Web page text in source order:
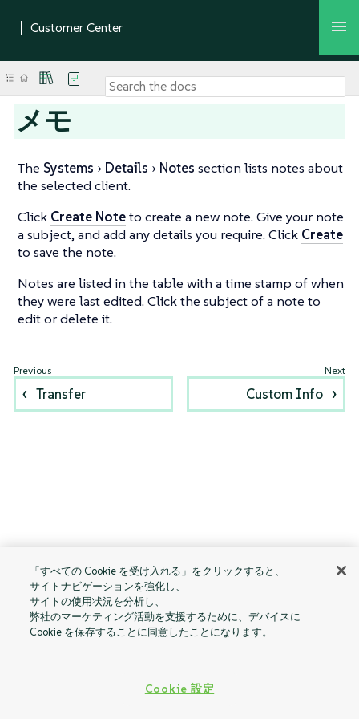
メモ
The Systems Details Notes section lists notes about
the selected client.
Click Create Noteto create a new note. Give your note
a subject, and add any details you require. Click Create
to save the note.
Notes are listed in the table with a time stamp of when
they were last edited. Click the subject of a note to
edit or delete it.
Transfer Custom Info
「すべての Cookie を受け入れる」をクリックすると、
サイトナビゲーションを強化し、
サイトの使用状況を分析し、
弊社のマーケティング活動を支援するために、デバイスに
Cookie を保存することに同意したことになります。
Cookie 設定